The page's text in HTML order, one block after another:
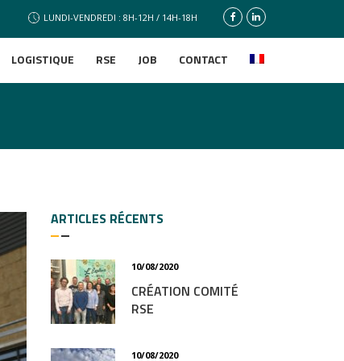
LUNDI-VENDREDI : 8H-12H / 14H-18H
LOGISTIQUE RSE JOB CONTACT
ARTICLES RÉCENTS
10/08/2020
CRÉATION COMITÉ
RSE
10/08/2020